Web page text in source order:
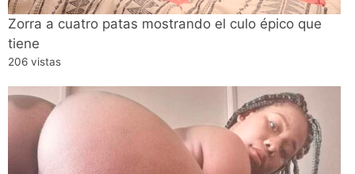
Zorra a cuatro patas mostrando el culo épico que
tiene
206 vistas